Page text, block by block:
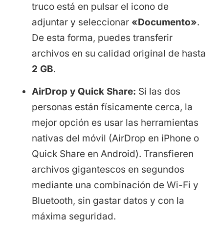
truco está en pulsar el icono de
adjuntar y seleccionar «Documento».
De esta forma, puedes transferir
archivos en su calidad original de hasta
2 GB.
AirDrop y Quick Share: Si las dos
personas están físicamente cerca, la
mejor opción es usar las herramientas
nativas del móvil (AirDrop en iPhone o
Quick Share en Android). Transfieren
archivos gigantescos en segundos
mediante una combinación de Wi-Fi y
Bluetooth, sin gastar datos y con la
máxima seguridad.